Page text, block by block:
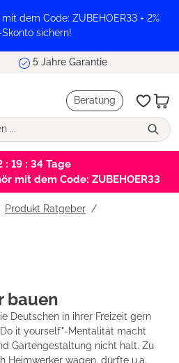
dem Code: ZUBEHOER33 + 2%
Skonto sichern!
Marktführer und Testsieger
Beratung
: 19 : 34Tage
mit dem Code: ZUBEHOER33
Produkt Ratgeber /
bauen
Deutschen in ihrer Freizeit gern
it yourself"-Mentalität macht
Gartengestaltung nicht halt. Zu
Heimwerker wagen, dürfte u.a.